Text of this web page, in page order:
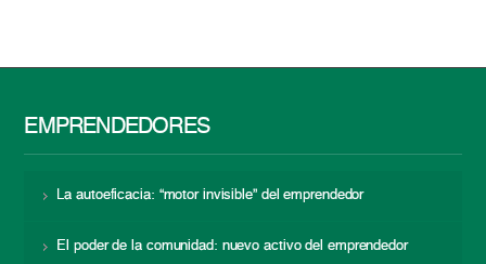
EMPRENDEDORES
La autoeficacia: “motor invisible” del emprendedor
El poder de la comunidad: nuevo activo del emprendedor